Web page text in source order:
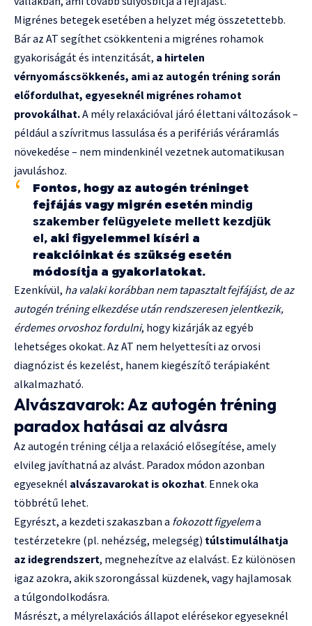
Migrénes betegek esetében a helyzet még összetettebb.
Bár az AT segíthet csökkenteni a migrénes rohamok
gyakoriságát és intenzitását, a hirtelen
vérnyomáscsökkenés, ami az autogén tréning során
előfordulhat, egyeseknél migrénes rohamot
provokálhat.A mély relaxációval járó élettani változások –
például a szívritmus lassulása és a perifériás véráramlás
növekedése – nem mindenkinél vezetnek automatikusan
javuláshoz.
Fontos, hogy az autogén tréninget
fejfájás vagy migrén esetén mindig
szakember felügyelete mellett kezdjük
el, aki figyelemmel kíséri a
reakcióinkat és szükség esetén
módosítja a gyakorlatokat.
Ezenkívül, ha valaki korábban nem tapasztalt fejfájást, de az
autogén tréning elkezdése után rendszeresen jelentkezik,
érdemes orvoshoz fordulni, hogy kizárják az egyéb
lehetséges okokat. Az AT nem helyettesíti az orvosi
diagnózist és kezelést, hanem kiegészítő terápiaként
alkalmazható.
Alvászavarok: Az autogén tréning
paradox hatásai az alvásra
Az autogén tréning célja a relaxáció elősegítése, amely
elvileg javíthatná az alvást. Paradox módon azonban
egyeseknél alvászavarokat is okozhat. Ennek oka
többrétű lehet.
Egyrészt, a kezdeti szakaszban a fokozott figyelema
testérzetekre (pl. nehézség, melegség) túlstimulálhatja
az idegrendszert, megnehezítve az elalvást. Ez különösen
igaz azokra, akik szorongással küzdenek, vagy hajlamosak
a túlgondolkodásra.
Másrészt, a mélyrelaxációs állapot elérésekor egyeseknél